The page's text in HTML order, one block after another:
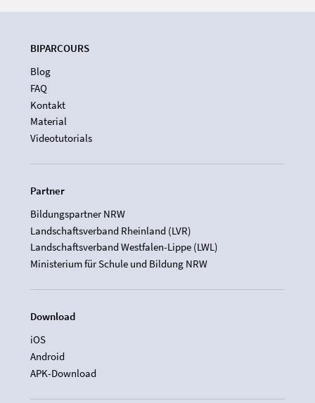
BIPARCOURS
Blog
FAQ
Kontakt
Material
Videotutorials
Partner
Bildungspartner NRW
Landschaftsverband Rheinland (LVR)
Landschaftsverband Westfalen-Lippe (LWL)
Ministerium für Schule und Bildung NRW
Download
iOS
Android
APK-Download